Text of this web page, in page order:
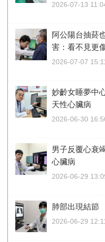
2026-07-13
阿公陽台抽菸
害：看不見更
2026-07-07
妙齡女睡夢中
天性心臟病
2026-06-30
男子反覆心衰
心臟病
2026-06-29
肺部出現結節
2026-06-29